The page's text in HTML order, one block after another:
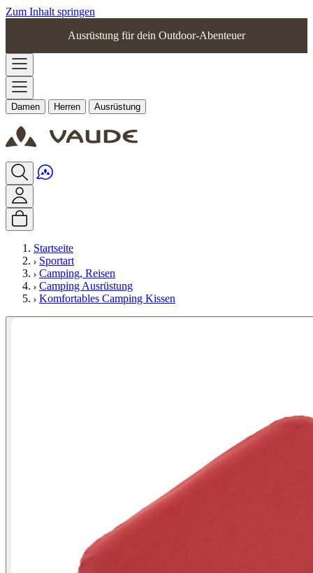
Zum Inhalt springen
Ausrüstung für dein Outdoor-Abenteuer
Damen Herren Ausrüstung
Startseite
Sportart
Camping, Reisen
Camping Ausrüstung
Komfortables Camping Kissen